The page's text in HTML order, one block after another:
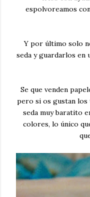
espolvoreamos
Y por último solo
seda y guardarlos en
Se que venden
pero si os gustan los
seda muy baratito
colores, lo único